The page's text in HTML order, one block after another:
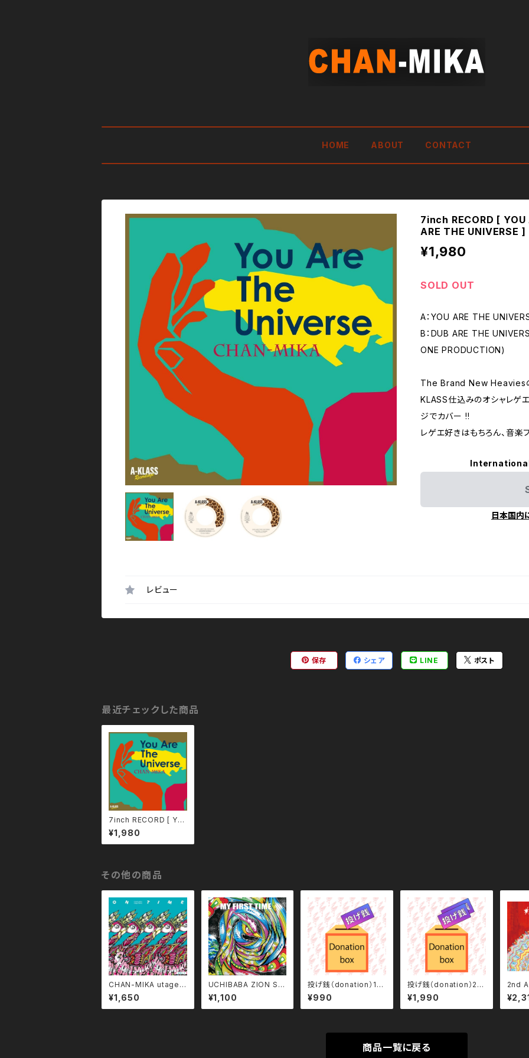
HOME ABOUT CONTACT
7inch RECORD [ YOU
ARE THE UNIVERSE ]
¥1,980
SOLD OUT
A：YOU ARE THE
B：DUB ARE THE
ONE PRODUCTION)
The Brand New Heavies
KLASS仕込みのオシャレゲ
ジでカバー !!
レゲエ好きはもちろん、音楽
日本国内
レビュー
保存 シェア LINE ポスト
最近チェックした商品
7inch RECORD [ YO
U ARE THE UNIVERS
E / DUB ARE THE UN
IVERSE ]
¥1,980
その他の商品
CHAN-MIKA utage R
emix [ ON TIME vol.
1 ]
¥1,650
UCHIBABA ZION ST
UDIO produce 『 MY
FIRST TIME 』
¥1,100
投げ銭（donation）10
00
¥990
投げ銭（donation）20
00
¥1,990
2nd
商品一覧に戻る